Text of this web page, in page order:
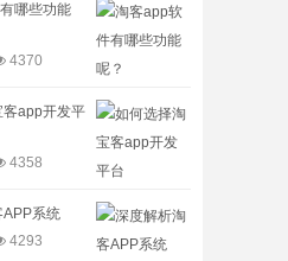
哪些功能
4370
app开发平
4358
系统
4293